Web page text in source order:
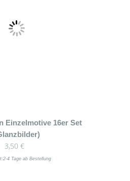
Einzelmotive 16er Set
3,50 €
2-4 Tage ab Bestellung